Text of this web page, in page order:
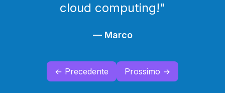
cloud computing!"
— Marco
← Precedente Prossimo →